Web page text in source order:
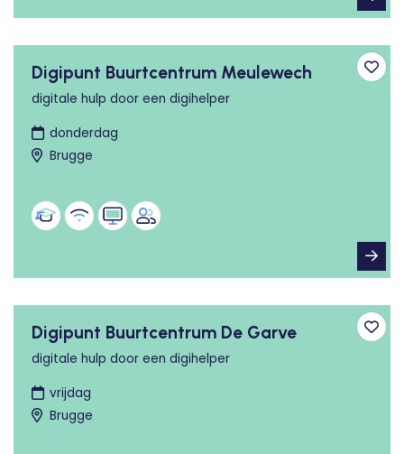
Digipunt Buurtcentrum Meulewech
digitale hulp door een digihelper
donderdag
Brugge
Digipunt Buurtcentrum De Garve
digitale hulp door een digihelper
vrijdag
Brugge